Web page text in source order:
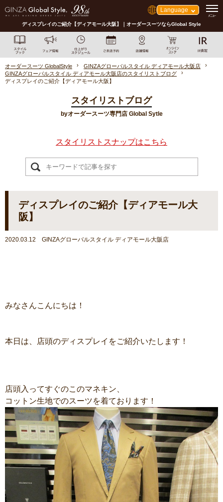
Language
ディスプレイのご紹介【ディアモール大阪】｜オーダースーツならGlobal Style
オーダースーツ GlobalStyle
GINZAグローバルスタイル ディアモール大阪店
GINZAグローバルスタイル ディアモール大阪店のスタイリストブログ
ディスプレイのご紹介【ディアモール大阪】
スタイリストブログ
byオーダースーツ専門店 Global Sytle
スタイリストスナップはこちら
ディスプレイのご紹介【ディアモール大
阪】
2020.03.12 GINZAグローバルスタイル ディアモール大阪店
みなさんこんにちは！
本日は、店頭のディスプレイをご紹介いたします！
店頭入ってすぐのこのマネキン、
コットン生地でのスーツを着ております！